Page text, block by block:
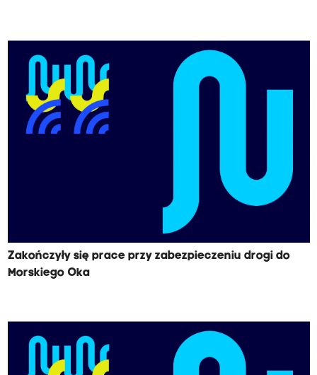
Zakończyły się prace przy zabezpieczeniu drogi do
Morskiego Oka